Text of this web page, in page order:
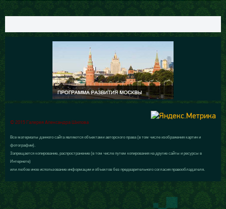
© 2015 Галерея Александра Шилова
Все материалы данного сайта являются объектами авторского права (в том числе изображения картин и
фотографии).
Запрещается копирование, распространение (в том числе путем копирования на другие сайты и ресурсы в
Интернете)
или любое иное использование информации и объектов без предварительного согласия правообладателя.